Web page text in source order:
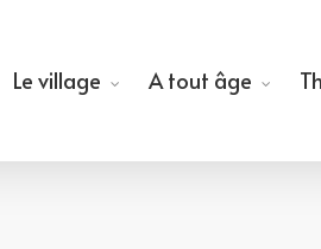
Le village A tout âge